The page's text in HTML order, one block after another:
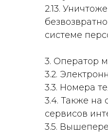
2.13.
системе
3. Оператор
3.2.
3.3. Номера
3.4. Также на
сервисов
3.5.